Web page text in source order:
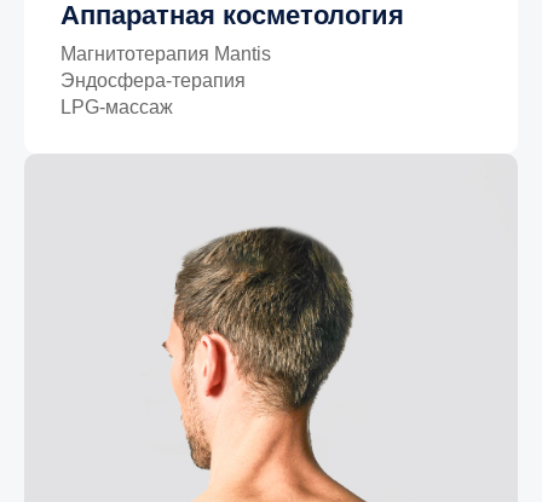
Аппаратная косметология
Магнитотерапия Mantis
Эндосфера-терапия
LPG-массаж